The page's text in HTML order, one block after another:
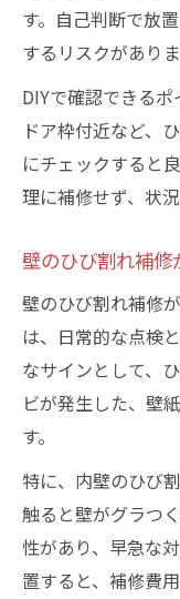
す。自己判断で放
するリスクがありま
DIYで確認できるポ
ドア枠付近など、
にチェックすると
理に補修せず、状
壁のひび割れ補
壁のひび割れ補修
は、日常的な点検
なサインとして、
ビが発生した、壁
す。
特に、内壁のひび
触ると壁がグラつ
性があり、早急な
置すると、補修費